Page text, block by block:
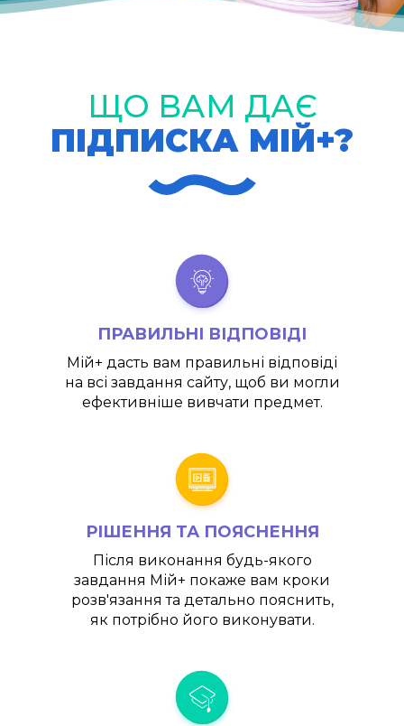
ЩО ВАМ ДАЄ
ПІДПИСКА МІЙ+?
ПРАВИЛЬНІ ВІДПОВІДІ
Мій+ дасть вам правильні відповіді
на всі завдання сайту, щоб ви могли
ефективніше вивчати предмет.
РІШЕННЯ ТА ПОЯСНЕННЯ
Після виконання будь-якого
завдання Мій+ покаже вам кроки
розв'язання та детально пояснить,
як потрібно його виконувати.